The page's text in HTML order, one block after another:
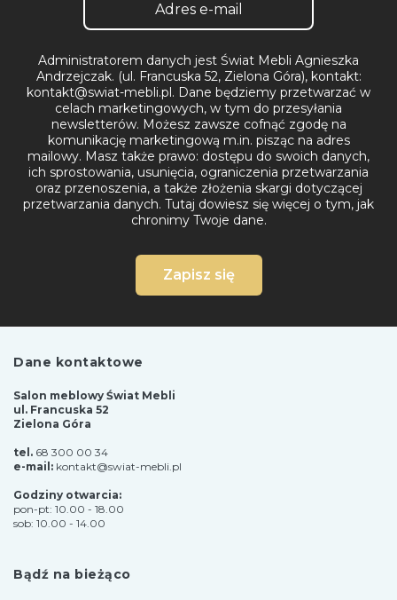
Administratorem danych jest Świat Mebli Agnieszka
Andrzejczak. (ul. Francuska 52, Zielona Góra), kontakt:
kontakt@swiat-mebli.pl. Dane będziemy przetwarzać w
celach marketingowych, w tym do przesyłania
newsletterów. Możesz zawsze cofnąć zgodę na
komunikację marketingową m.in. pisząc na adres
mailowy. Masz także prawo: dostępu do swoich danych,
ich sprostowania, usunięcia, ograniczenia przetwarzania
oraz przenoszenia, a także złożenia skargi dotyczącej
przetwarzania danych. Tutaj dowiesz się więcej o tym, jak
chronimy Twoje dane.
Zapisz się
Dane kontaktowe
Salon meblowy Świat Mebli
ul. Francuska 52
Zielona Góra
tel. 68 300 00 34
e-mail: kontakt@swiat-mebli.pl
Godziny otwarcia:
pon-pt: 10.00 - 18.00
sob: 10.00 - 14.00
Bądź na bieżąco